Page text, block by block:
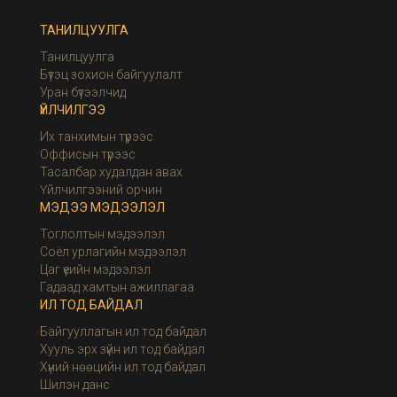
ТАНИЛЦУУЛГА
Танилцуулга
Бүтэц зохион байгуулалт
Уран бүтээлчид
ҮЙЛЧИЛГЭЭ
Их танхимын түрээс
Оффисын түрээс
Тасалбар худалдан авах
Үйлчилгээний орчин
МЭДЭЭ МЭДЭЭЛЭЛ
Тоглолтын мэдээлэл
Соёл урлагийн мэдээлэл
Цаг үеийн мэдээлэл
Гадаад хамтын ажиллагаа
ИЛ ТОД БАЙДАЛ
Байгууллагын ил тод байдал
Хууль эрх зүйн ил тод байдал
Хүний нөөцийн ил тод байдал
Шилэн данс